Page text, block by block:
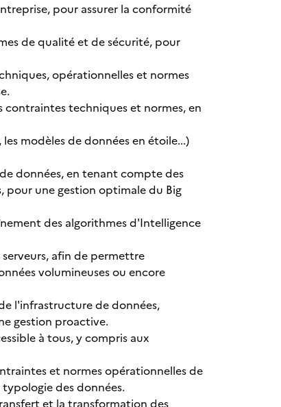
pour assurer la conformité
de qualité et de sécurité, pour
opérationnelles et normes
contraintes techniques et normes, en
modèles de données en étoile...)
données, en tenant compte des
pour une gestion optimale du Big
des algorithmes d'Intelligence
afin de permettre
volumineuses ou encore
l'infrastructure de données,
gestion proactive.
à tous, y compris aux
et normes opérationnelles de
des données.
et la transformation des